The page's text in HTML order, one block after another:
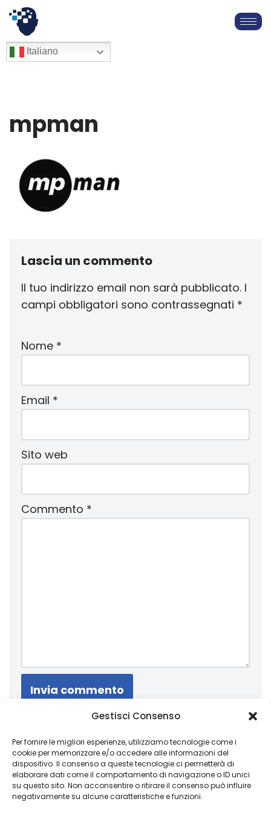
Gestisci Consenso
Per fornire le migliori esperienze, utilizziamo tecnologie come i
cookie per memorizzare e/o accedere alle informazioni del
dispositivo. Il consenso a queste tecnologie ci permetterà di
elaborare dati come il comportamento di navigazione o ID unici
su questo sito. Non acconsentire o ritirare il consenso può influire
negativamente su alcune caratteristiche e funzioni.
Vai
al
English
Français
Italiano
mpman
Lascia un commento
Il tuo indirizzo email non sarà pubblicato. I
campi obbligatori sono contrassegnati *
Nome *
Email *
Sito web
Commento *
Copyright 2026 © Coded with ♥ by Massimiliano Vurro